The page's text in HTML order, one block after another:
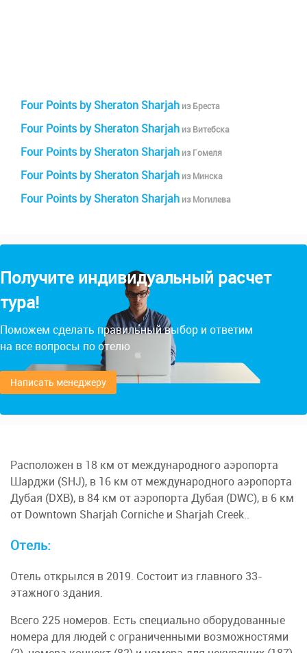
Four Points by Sheraton Sharjah из Бреста
Four Points by Sheraton Sharjah из Витебска
Four Points by Sheraton Sharjah из Гомеля
Four Points by Sheraton Sharjah из Минска
Four Points by Sheraton Sharjah из Могилева
Получите индивидуальный расчет
тура!
Поможем сделать правильный выбор и ответим
на все вопросы по отелю
Написать менеджеру
Расположен в 18 км от международного аэропорта
Шарджи (SHJ), в 16 км от международного аэропорта
Дубая (DXB), в 84 км от аэропорта Дубая (DWC), в 6 км
от Downtown Sharjah Corniche и Sharjah Creek..
Отель:
Отель открылся в 2019. Состоит из главного 33-
этажного здания.
Всего 225 номеров. Есть специально оборудованные
номера для людей с ограниченными возможностями